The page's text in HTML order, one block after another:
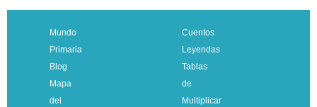
Mundo
Primaria
Blog
Mapa
del
Cuentos
Leyendas
Tablas
de
Multiplicar